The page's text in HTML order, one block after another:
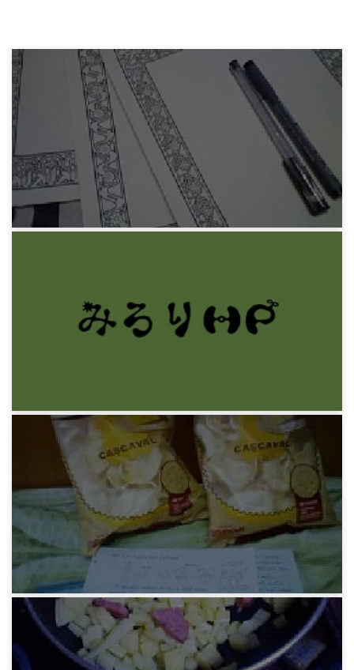
TRPG動画濫観と地道なおえかき
みろりHP
泥男
みろりHP